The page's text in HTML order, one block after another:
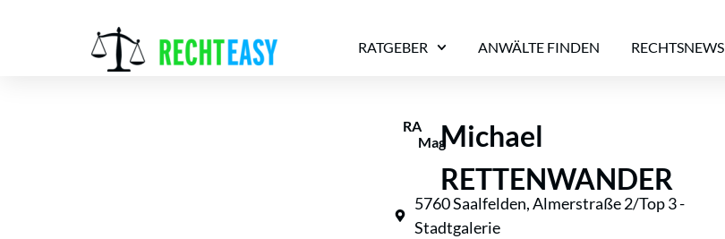
RATGEBER ANWÄLTE FINDEN RECHTSNEWS
RA
MagMichael
RETTENWANDER
5760 Saalfelden, Almerstraße 2/Top 3 -
Stadtgalerie